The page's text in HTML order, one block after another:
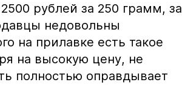
рублей за 250 грамм, за
недовольны
на прилавке есть такое
на высокую цену, не
полностью оправдывает